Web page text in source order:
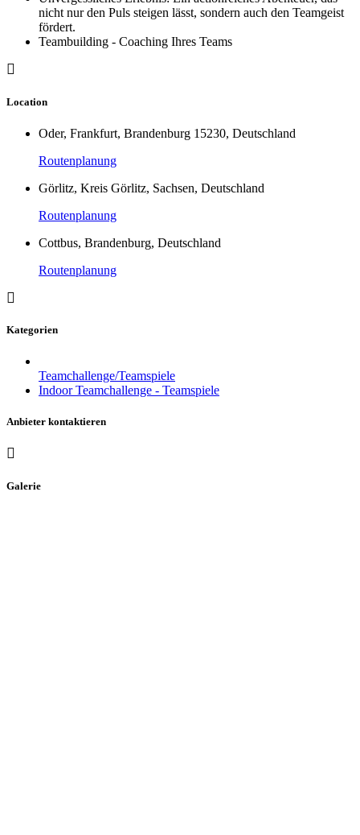
nicht nur den Puls steigen lässt, sondern auch den Teamgeist
fördert.
Teambuilding - Coaching Ihres Teams
Location
Oder, Frankfurt, Brandenburg 15230, Deutschland
Routenplanung
Görlitz, Kreis Görlitz, Sachsen, Deutschland
Routenplanung
Cottbus, Brandenburg, Deutschland
Routenplanung
Kategorien
Teamchallenge/Teamspiele
Indoor Teamchallenge - Teamspiele
Anbieter kontaktieren
Galerie